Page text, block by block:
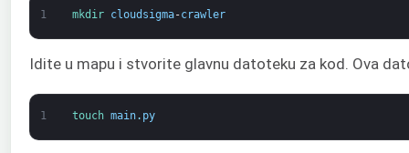
1 mkdir cloudsigma-crawler
Idite u mapu i stvorite glavnu datoteku za kod. Ova
1 touch main. py